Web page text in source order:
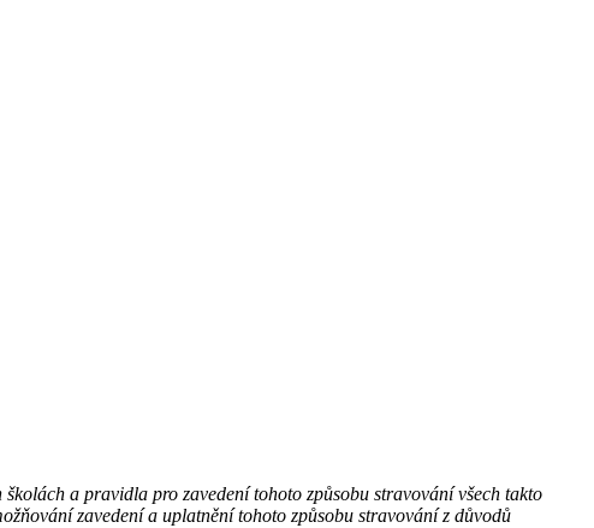
a pravidla pro zavedení tohoto způsobu stravování všech takto
zavedení a uplatnění tohoto způsobu stravování z důvodů